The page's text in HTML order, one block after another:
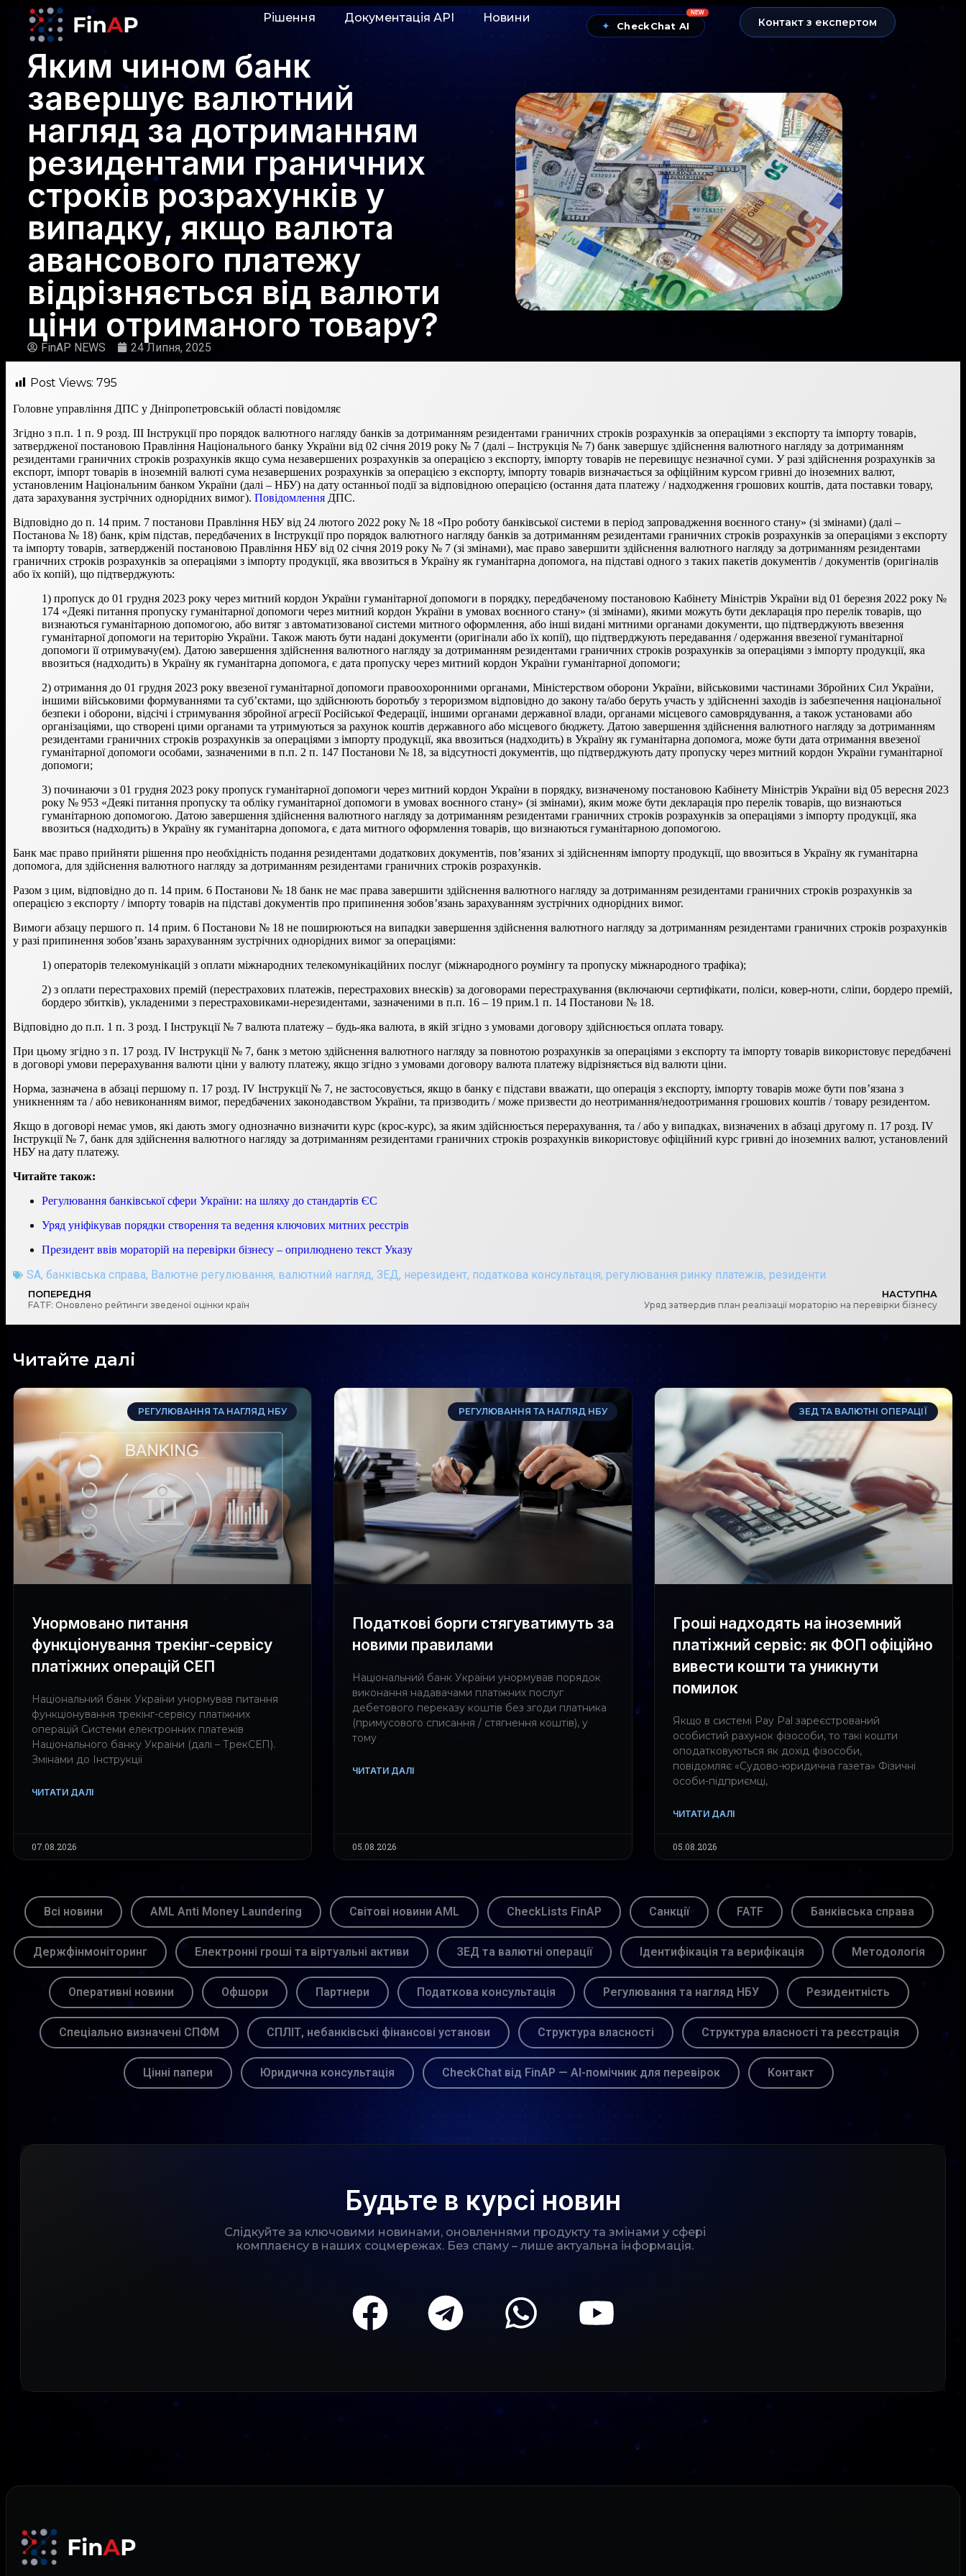
Рішення Документація АРІ Новини
✦ CheckChat AI
NEW
Контакт з експертом
Яким чином банк
завершує валютний
нагляд за дотриманням
резидентами граничних
строків розрахунків у
випадку, якщо валюта
авансового платежу
відрізняється від валюти
ціни отриманого товару?
FinAP NEWS 24 Липня, 2025
Post Views: 795
Головне управління ДПС у Дніпропетровській області повідомляє
Згідно з п.п. 1 п. 9 розд. ІІІ Інструкції про порядок валютного нагляду банків за дотриманням резидентами граничних строків розрахунків за операціями з експорту та імпорту товарів,
затвердженої постановою Правління Національного банку України від 02 січня 2019 року № 7 (далі – Інструкція № 7) банк завершує здійснення валютного нагляду за дотриманням
резидентами граничних строків розрахунків якщо сума незавершених розрахунків за операцією з експорту, імпорту товарів не перевищує незначної суми. У разі здійснення розрахунків за
експорт, імпорт товарів в іноземній валюті сума незавершених розрахунків за операцією з експорту, імпорту товарів визначається за офіційним курсом гривні до іноземних валют,
установленим Національним банком України (далі – НБУ) на дату останньої події за відповідною операцією (остання дата платежу / надходження грошових коштів, дата поставки товару,
дата зарахування зустрічних однорідних вимог). Повідомлення ДПС.
Відповідно до п. 14 прим. 7 постанови Правління НБУ від 24 лютого 2022 року № 18 «Про роботу банківської системи в період запровадження воєнного стану» (зі змінами) (далі –
Постанова № 18) банк, крім підстав, передбачених в Інструкції про порядок валютного нагляду банків за дотриманням резидентами граничних строків розрахунків за операціями з експорту
та імпорту товарів, затвердженій постановою Правління НБУ від 02 січня 2019 року № 7 (зі змінами), має право завершити здійснення валютного нагляду за дотриманням резидентами
граничних строків розрахунків за операціями з імпорту продукції, яка ввозиться в Україну як гуманітарна допомога, на підставі одного з таких пакетів документів / документів (оригіналів
або їх копій), що підтверджують:
1) пропуск до 01 грудня 2023 року через митний кордон України гуманітарної допомоги в порядку, передбаченому постановою Кабінету Міністрів України від 01 березня 2022 року №
174 «Деякі питання пропуску гуманітарної допомоги через митний кордон України в умовах воєнного стану» (зі змінами), якими можуть бути декларація про перелік товарів, що
визнаються гуманітарною допомогою, або витяг з автоматизованої системи митного оформлення, або інші видані митними органами документи, що підтверджують ввезення
гуманітарної допомоги на територію України. Також мають бути надані документи (оригінали або їх копії), що підтверджують передавання / одержання ввезеної гуманітарної
допомоги її отримувачу(ем). Датою завершення здійснення валютного нагляду за дотриманням резидентами граничних строків розрахунків за операціями з імпорту продукції, яка
ввозиться (надходить) в Україну як гуманітарна допомога, є дата пропуску через митний кордон України гуманітарної допомоги;
2) отримання до 01 грудня 2023 року ввезеної гуманітарної допомоги правоохоронними органами, Міністерством оборони України, військовими частинами Збройних Сил України,
іншими військовими формуваннями та суб’єктами, що здійснюють боротьбу з тероризмом відповідно до закону та/або беруть участь у здійсненні заходів із забезпечення національної
безпеки і оборони, відсічі і стримування збройної агресії Російської Федерації, іншими органами державної влади, органами місцевого самоврядування, а також установами або
організаціями, що створені цими органами та утримуються за рахунок коштів державного або місцевого бюджету. Датою завершення здійснення валютного нагляду за дотриманням
резидентами граничних строків розрахунків за операціями з імпорту продукції, яка ввозиться (надходить) в Україну як гуманітарна допомога, може бути дата отримання ввезеної
гуманітарної допомоги особами, зазначеними в п.п. 2 п. 147 Постанови № 18, за відсутності документів, що підтверджують дату пропуску через митний кордон України гуманітарної
допомоги;
3) починаючи з 01 грудня 2023 року пропуск гуманітарної допомоги через митний кордон України в порядку, визначеному постановою Кабінету Міністрів України від 05 вересня 2023
року № 953 «Деякі питання пропуску та обліку гуманітарної допомоги в умовах воєнного стану» (зі змінами), яким може бути декларація про перелік товарів, що визнаються
гуманітарною допомогою. Датою завершення здійснення валютного нагляду за дотриманням резидентами граничних строків розрахунків за операціями з імпорту продукції, яка
ввозиться (надходить) в Україну як гуманітарна допомога, є дата митного оформлення товарів, що визнаються гуманітарною допомогою.
Банк має право прийняти рішення про необхідність подання резидентами додаткових документів, пов’язаних зі здійсненням імпорту продукції, що ввозиться в Україну як гуманітарна
допомога, для здійснення валютного нагляду за дотриманням резидентами граничних строків розрахунків.
Разом з цим, відповідно до п. 14 прим. 6 Постанови № 18 банк не має права завершити здійснення валютного нагляду за дотриманням резидентами граничних строків розрахунків за
операцією з експорту / імпорту товарів на підставі документів про припинення зобов’язань зарахуванням зустрічних однорідних вимог.
Вимоги абзацу першого п. 14 прим. 6 Постанови № 18 не поширюються на випадки завершення здійснення валютного нагляду за дотриманням резидентами граничних строків розрахунків
у разі припинення зобов’язань зарахуванням зустрічних однорідних вимог за операціями:
1) операторів телекомунікацій з оплати міжнародних телекомунікаційних послуг (міжнародного роумінгу та пропуску міжнародного трафіка);
2) з оплати перестрахових премій (перестрахових платежів, перестрахових внесків) за договорами перестрахування (включаючи сертифікати, поліси, ковер-ноти, сліпи, бордеро премій,
бордеро збитків), укладеними з перестраховиками-нерезидентами, зазначеними в п.п. 16 – 19 прим.1 п. 14 Постанови № 18.
Відповідно до п.п. 1 п. 3 розд. І Інструкції № 7 валюта платежу – будь-яка валюта, в якій згідно з умовами договору здійснюється оплата товару.
При цьому згідно з п. 17 розд. IV Інструкції № 7, банк з метою здійснення валютного нагляду за повнотою розрахунків за операціями з експорту та імпорту товарів використовує передбачені
в договорі умови перерахування валюти ціни у валюту платежу, якщо згідно з умовами договору валюта платежу відрізняється від валюти ціни.
Норма, зазначена в абзаці першому п. 17 розд. IV Інструкції № 7, не застосовується, якщо в банку є підстави вважати, що операція з експорту, імпорту товарів може бути пов’язана з
уникненням та / або невиконанням вимог, передбачених законодавством України, та призводить / може призвести до неотримання/недоотримання грошових коштів / товару резидентом.
Якщо в договорі немає умов, які дають змогу однозначно визначити курс (крос-курс), за яким здійснюється перерахування, та / або у випадках, визначених в абзаці другому п. 17 розд. IV
Інструкції № 7, банк для здійснення валютного нагляду за дотриманням резидентами граничних строків розрахунків використовує офіційний курс гривні до іноземних валют, установлений
НБУ на дату платежу.
Читайте також:
Регулювання банківської сфери України: на шляху до стандартів ЄС
Уряд уніфікував порядки створення та ведення ключових митних реєстрів
Президент ввів мораторій на перевірки бізнесу – оприлюднено текст Указу
SA, банківська справа, Валютне регулювання, валютний нагляд, ЗЕД, нерезидент, податкова консультація, регулювання ринку платежів, резиденти
ПОПЕРЕДНЯ
FATF: Оновлено рейтинги зведеної оцінки країн
НАСТУПНА
Уряд затвердив план реалізації мораторію на перевірки бізнесу
Читайте далі
РЕГУЛЮВАННЯ ТА НАГЛЯД НБУ
Унормовано питання
функціонування трекінг-сервісу
платіжних операцій СЕП
Національний банк України унормував питання
функціонування трекінг-сервісу платіжних
операцій Системи електронних платежів
Національного банку України (далі – ТрекСЕП).
Змінами до Інструкції
ЧИТАТИ ДАЛІ
07.08.2026
РЕГУЛЮВАННЯ ТА НАГЛЯД НБУ
Податкові борги стягуватимуть за
новими правилами
Національний банк України унормував порядок
виконання надавачами платіжних послуг
дебетового переказу коштів без згоди платника
(примусового списання / стягнення коштів), у
тому
ЧИТАТИ ДАЛІ
05.08.2026
ЗЕД ТА ВАЛЮТНІ ОПЕРАЦІЇ
Гроші надходять на іноземний
платіжний сервіс: як ФОП офіційно
вивести кошти та уникнути
помилок
Якщо в системі Pay Pal зареєстрований
особистий рахунок фізособи, то такі кошти
оподатковуються як дохід фізособи,
повідомляє «Судово-юридична газета» Фізичні
особи-підприємці,
ЧИТАТИ ДАЛІ
05.08.2026
Всі новини AML Anti Money Laundering Світові новини AML CheckLists FinAP Санкції FATF Банківська справа
Держфінмоніторинг Електронні гроші та віртуальні активи ЗЕД та валютні операції Ідентифікація та верифікація Методологія
Оперативні новини Офшори Партнери Податкова консультація Регулювання та нагляд НБУ Резидентність
Спеціально визначені СПФМ СПЛІТ, небанківські фінансові установи Структура власності Структура власності та реєстрація
Цінні папери Юридична консультація CheckChat від FinAP — AI-помічник для перевірок Контакт
Будьте в курсі новин
Слідкуйте за ключовими новинами, оновленнями продукту та змінами у сфері
комплаєнсу в наших соцмережах. Без спаму – лише актуальна інформація.